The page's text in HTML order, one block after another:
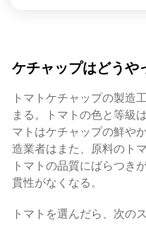
ケチャップはどうや
トマトケチャップの製造
まる。トマトの色と等級
マトはケチャップの鮮や
造業者はまた、原料のト
トマトの品質にばらつき
貫性がなくなる。
トマトを選んだら、次の